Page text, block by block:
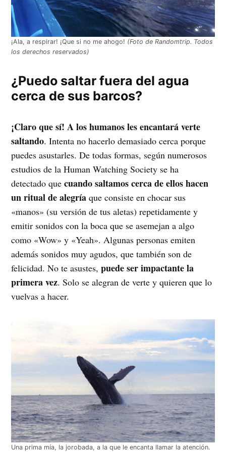
¡Ala, a respirar! ¡Que si no me ahogo! (Foto de Randomtrip. Todos
los derechos reservados)
¿Puedo saltar fuera del agua
cerca de sus barcos?
¡Claro que sí! A los humanos les encantará verte
saltando. Intenta no hacerlo demasiado cerca porque
puedes asustarles. De todas formas, según numerosos
estudios de la Human Watching Society se ha
detectado quecuando saltamos cerca de ellos hacen
un ritual de alegría que consiste en chocar sus
«manos» (su versión de tus aletas) repetidamente y
emitir sonidos con la boca que se asemejan a algo
como «Wow» y «Yeah». Algunas personas emiten
además sonidos muy agudos, que también son de
felicidad. No te asustes,puede ser impactante la
primera vez. Solo se alegran de verte y quieren que lo
vuelvas a hacer.
Una prima mía, la jorobada, a la que le encanta llamar la atención.